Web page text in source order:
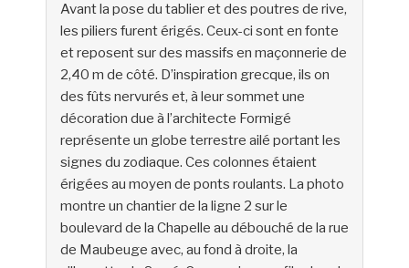
Avant la pose du tablier et des poutres de rive,
les piliers furent érigés. Ceux-ci sont en fonte
et reposent sur des massifs en maçonnerie de
2,40 m de côté. D’inspiration grecque, ils on
des fûts nervurés et, à leur sommet une
décoration due à l’architecte Formigé
représente un globe terrestre ailé portant les
signes du zodiaque. Ces colonnes étaient
érigées au moyen de ponts roulants. La photo
montre un chantier de la ligne 2 sur le
boulevard de la Chapelle au débouché de la rue
de Maubeuge avec, au fond à droite, la